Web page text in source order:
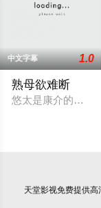
中文字幕 1.0
熟母欲难断
悠太是康介的好友
天堂影视免费提供高